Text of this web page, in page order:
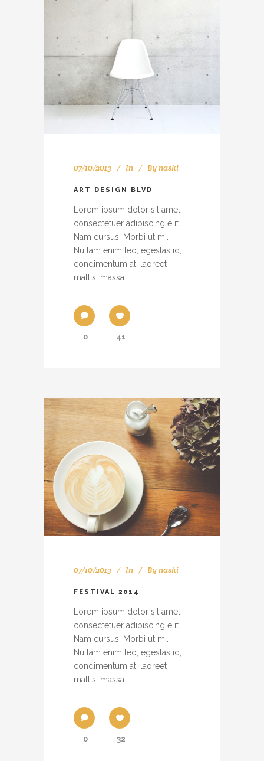
07/10/2013 In Bynaski
ART DESIGN BLVD
Lorem ipsum dolor sit amet,
consectetuer adipiscing elit.
Nam cursus. Morbi ut mi.
Nullam enim leo, egestas id,
condimentum at, laoreet
mattis, massa....
0 41
07/10/2013 In Bynaski
FESTIVAL 2014
Lorem ipsum dolor sit amet,
consectetuer adipiscing elit.
Nam cursus. Morbi ut mi.
Nullam enim leo, egestas id,
condimentum at, laoreet
mattis, massa....
0 32